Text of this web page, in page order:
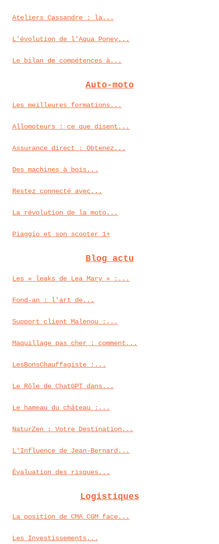
Ateliers Cassandre : la...
L'évolution de l'Aqua Poney...
Le bilan de compétences à...
Auto-moto
Les meilleures formations...
Allomoteurs : ce que disent...
Assurance direct : Obtenez...
Des machines à bois...
Restez connecté avec...
La révolution de la moto...
Piaggio et son scooter 1+
Blog actu
Les « leaks de Lea Mary » :...
Fond‑an : l’art de...
Support client Malenou :...
Maquillage pas cher : comment...
LesBonsChauffagiste :...
Le Rôle de ChatGPT dans...
Le hameau du château :...
NaturZen : Votre Destination...
L'Influence de Jean-Bernard...
Évaluation des risques...
Logistiques
La position de CMA CGM face...
Les Investissements...